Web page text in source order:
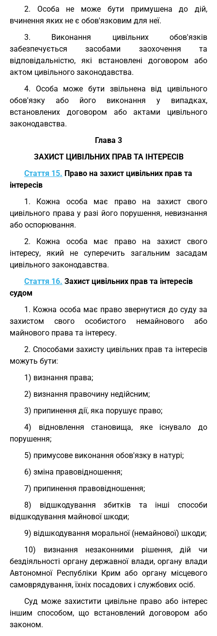
2. Особа не може бути примушена до дій,
вчинення яких не є обов'язковим для неї.
3. Виконання цивільних обов'язків
забезпечується засобами заохочення та
відповідальністю, які встановлені договором або
актом цивільного законодавства.
4. Особа може бути звільнена від цивільного
обов'язку або його виконання у випадках,
встановлених договором або актами цивільного
законодавства.
Глава 3
ЗАХИСТ ЦИВІЛЬНИХ ПРАВ ТА ІНТЕРЕСІВ
Стаття 15. Право на захист цивільних прав та
інтересів
1. Кожна особа має право на захист свого
цивільного права у разі його порушення, невизнання
або оспорювання.
2. Кожна особа має право на захист свого
інтересу, який не суперечить загальним засадам
цивільного законодавства.
Стаття 16. Захист цивільних прав та інтересів
судом
1. Кожна особа має право звернутися до суду за
захистом свого особистого немайнового або
майнового права та інтересу.
2. Способами захисту цивільних прав та інтересів
можуть бути:
1) визнання права;
2) визнання правочину недійсним;
3) припинення дії, яка порушує право;
4) відновлення становища, яке існувало до
порушення;
5) примусове виконання обов'язку в натурі;
6) зміна правовідношення;
7) припинення правовідношення;
8) відшкодування збитків та інші способи
відшкодування майнової шкоди;
9) відшкодування моральної (немайнової) шкоди;
10) визнання незаконними рішення, дій чи
бездіяльності органу державної влади, органу влади
Автономної Республіки Крим або органу місцевого
самоврядування, їхніх посадових і службових осіб.
Суд може захистити цивільне право або інтерес
іншим способом, що встановлений договором або
законом.